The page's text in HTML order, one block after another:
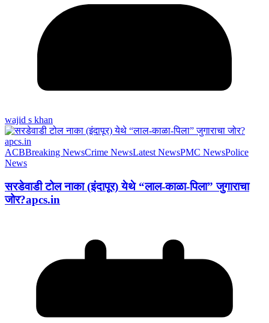
wajid s khan
ACBBreaking NewsCrime NewsLatest NewsPMC NewsPolice
News
सरडेवाडी टोल नाका (इंदापूर) येथे “लाल-काळा-पिला” जुगाराचा
जोर?apcs.in